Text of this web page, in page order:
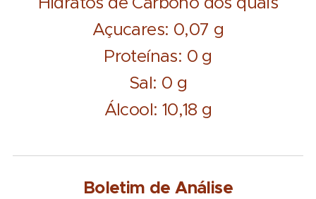
Açucares: 0,07 g
Proteínas: 0 g
Sal: 0 g
Álcool: 10,18 g
Boletim de Análise